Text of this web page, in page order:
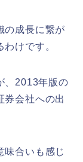
の成長に繋が
けです。
、2013年版の
券会社への出
味合いも感じ